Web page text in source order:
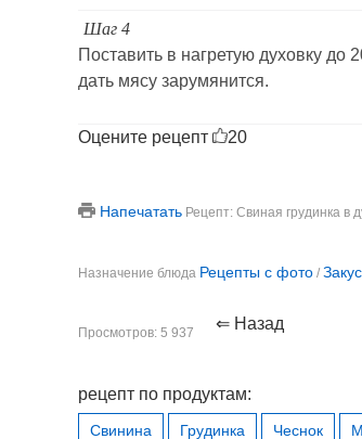
Шаг 4
Поставить в нагретую духовку до
дать мясу зарумянится.
Оцените рецепт 20
Напечатать Рецепт: Свиная грудинка в
Назначение блюда Рецепты с фото /
Просмотров: 5 937 ⇐ Назад
рецепт по продуктам:
Свинина Грудинка Чеснок